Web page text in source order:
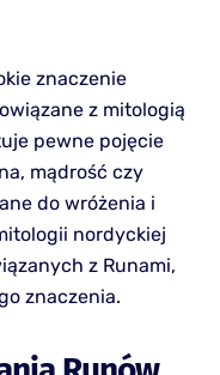
znaczenie
z mitologią
pewne pojęcie
mądrość czy
do wróżenia i
nordyckiej
z Runami,
znaczenia.